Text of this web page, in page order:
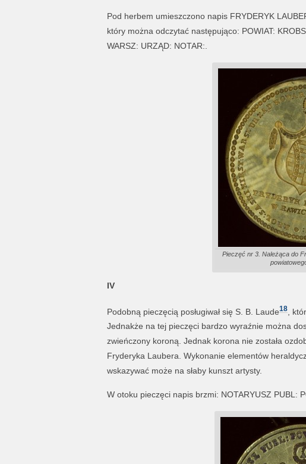
Pod herbem umieszczono napis FRYDERYK
który można odczytać następująco: POWIAT:
WARSZ: URZĄD: NOTAR:.
Pieczęć nr 3. Należąca do
IV
Podobną pieczęcią posługiwał się S. B. Laude18,
Jednakże na tej pieczęci bardzo wyraźnie można
zwieńczony koroną. Jednak korona nie została
Fryderyka Laubera. Wykonanie elementów
wskazywać może na słaby kunszt artysty.
W otoku pieczęci napis brzmi: NOTARYUSZ PUBL: